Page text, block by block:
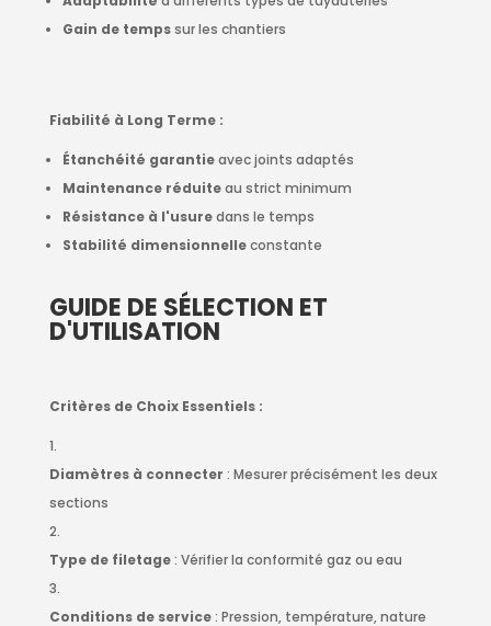
Gain de tempssur les chantiers
Fiabilité à Long Terme :
Étanchéité garantieavec joints adaptés
Maintenance réduiteau strict minimum
Résistance à l'usuredans le temps
Stabilité dimensionnelleconstante
GUIDE DE SÉLECTION ET
D'UTILISATION
Critères de Choix Essentiels :
Diamètres à connecter : Mesurer précisément les deux
sections
Type de filetage: Vérifier la conformité gaz ou eau
Conditions de service: Pression, température, nature